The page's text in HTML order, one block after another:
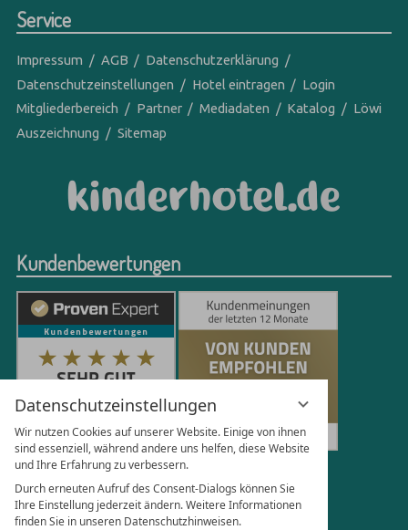
Datenschutzeinstellungen
Wir nutzen Cookies auf unserer Website. Einige von ihnen
sind essenziell, während andere uns helfen, diese Website
und Ihre Erfahrung zu verbessern.
Durch erneuten Aufruf des Consent-Dialogs können Sie
Ihre Einstellung jederzeit ändern. Weitere Informationen
finden Sie in unseren Datenschutzhinweisen.
Service
Impressum AGB
Datenschutzerklärung
Datenschutzeinstellungen
Hotel eintragen
Login
Mitgliederbereich
Partner Mediadaten Katalog
Löwi
Auszeichnung
Sitemap
Kundenbewertungen